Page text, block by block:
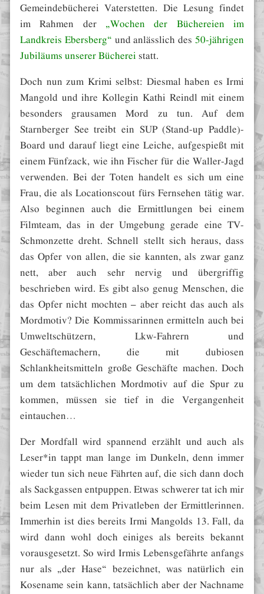
Gemeindebücherei Vaterstetten. Die Lesung findet
im Rahmen der
„Wochen der Büchereien im
Landkreis Ebersberg“ und anlässlich des 50-jährigen
Jubiläums unserer Bücherei statt.
Doch nun zum Krimi selbst: Diesmal haben es Irmi
Mangold und ihre Kollegin Kathi Reindl mit einem
besonders grausamen Mord zu tun. Auf dem
Starnberger See treibt ein SUP (Stand-up Paddle)-
Board und darauf liegt eine Leiche, aufgespießt mit
einem Fünfzack, wie ihn Fischer für die Waller-Jagd
verwenden. Bei der Toten handelt es sich um eine
Frau, die als Locationscout fürs Fernsehen tätig war.
Also beginnen auch die Ermittlungen bei einem
Filmteam, das in der Umgebung gerade eine TV-
Schmonzette dreht. Schnell stellt sich heraus, dass
das Opfer von allen, die sie kannten, als zwar ganz
nett, aber auch sehr nervig und übergriffig
beschrieben wird. Es gibt also genug Menschen, die
das Opfer nicht mochten – aber reicht das auch als
Mordmotiv? Die Kommissarinnen ermitteln auch bei
Umweltschützern, Lkw-Fahrern und
Geschäftemachern, die mit dubiosen
Schlankheitsmitteln große Geschäfte machen. Doch
um dem tatsächlichen Mordmotiv auf die Spur zu
kommen, müssen sie tief in die Vergangenheit
eintauchen…
Der Mordfall wird spannend erzählt und auch als
Leser*in tappt man lange im Dunkeln, denn immer
wieder tun sich neue Fährten auf, die sich dann doch
als Sackgassen entpuppen. Etwas schwerer tat ich mir
beim Lesen mit dem Privatleben der Ermittlerinnen.
Immerhin ist dies bereits Irmi Mangolds 13. Fall, da
wird dann wohl doch einiges als bereits bekannt
vorausgesetzt. So wird Irmis Lebensgefährte anfangs
nur als „der Hase“ bezeichnet, was natürlich ein
Kosename sein kann, tatsächlich aber der Nachname